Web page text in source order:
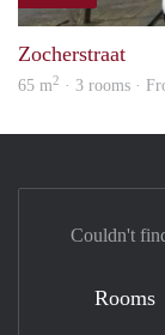
Zocherstraat
65 m2 · 3 rooms ·
Couldn't
Rooms